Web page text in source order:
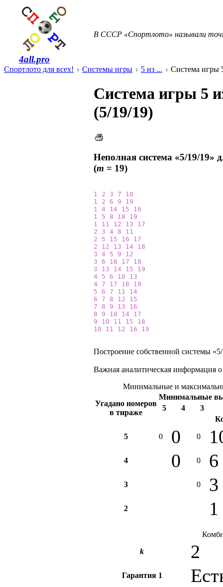
4all.pro
В СССР «Спортлото» называли
Спортлото для всех! Системы игры 5 из ... Система игры
Система игры 5
(5/19/19)
Неполная система «5/19/19»
(m = 19)
1 2 3 7
10
1
2 6 9
19
1 4 14 15
16
1
5 8 18
19
1
11 12 13
17
2
3 4 8
11
2
5 15 16
17
2
12 13 14 18
3 4 5 9
12
3
6 16 17
18
3
13 14 15
19
4 5 6 10
13
4 7 17 18
19
5
6 7 11
14
6
7 8 12
15
7
8 9 13
16
8
9 10 14 17
9
10 11 15
18
10
11 12 16 19
Построение собственной системы
Важная аналитическая информация о
Минимальные и
Угадано номеров
в тираже
Минимальные
5
4
3
5 0 0 0
4 0 0 6
3 0 3
2 1
k
2
Гарантия 1